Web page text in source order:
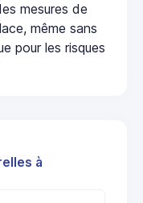
mesures de
même sans
pour les risques
à